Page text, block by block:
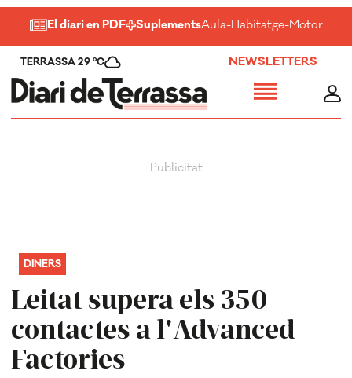
El diari en PDF SuplementsAula-Habitatge-Motor-
TERRASSA 29 ºC NEWSLETTERS
Leitat supera els 350
contactes a l'Advanced
Factories
DINERS